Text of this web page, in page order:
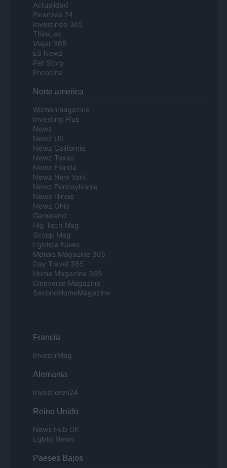
Actualidad
Finanzas 24
Investindo 365
Think.es
Viajar 365
ES Newz
Pet Story
Encocina
Norte america
Womanmagazine
Investing Plus
Newz
Newz US
Newz California
Newz Texas
Newz Florida
Newz New York
Newz Pennsylvania
Newz Illinois
Newz Ohio
Gameland
Hig Tech Mag
Scoop Mag
Lgbtqia News
Motors Magazine 365
Day Travel 365
Home Magazine 365
Cineverse Magazine
SecondHomeMagazine
Francia
InvestirMag
Alemania
Investieren24
Reino Unido
News Hub UK
Lgbtq News
Paeses Bajos